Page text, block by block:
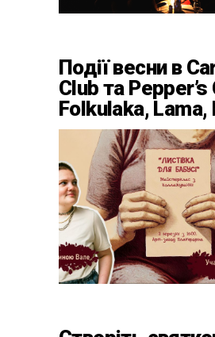
Події весни в
Club та Pepper’s
Folkulaka, Lama,
вар’єте «Рояль»
триб’ют-шоу